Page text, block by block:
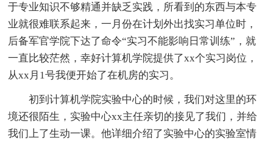
于专业知识不够精通并缺乏实践，所看到的东西与本专
业就很难联系起来，一月份在计划外出找实习单位时，
后备军官学院下达了命令“实习不能影响日常训练”，就
一直比较茫然，幸好计算机学院提供了xx个实习岗位，
从xx月1号我便开始了在机房的实习。
初到计算机学院实验中心的时候，我们对这里的环
境还很陌生，实验中心xx主任亲切的接见了我们，并给
我们上了生动一课。他详细介绍了实验中心的实验室情